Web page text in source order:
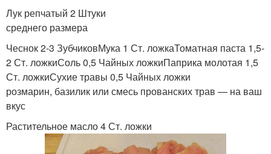
Лук репчатый 2 Штуки
среднего размера
Чеснок 2-3 ЗубчиковМука 1 Ст. ложкаТоматная паста 1,5-
2 Ст. ложкиСоль 0,5 Чайных ложкиПаприка молотая 1,5
Ст. ложкиСухие травы 0,5 Чайных ложки
розмарин, базилик или смесь прованских трав — на ваш
вкус
Растительное масло 4 Ст. ложки